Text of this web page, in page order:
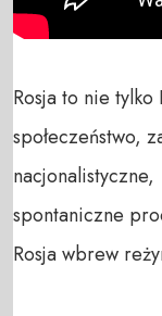
Rosja to nie
społeczeństwo,
spontaniczne
Rosja wbrew